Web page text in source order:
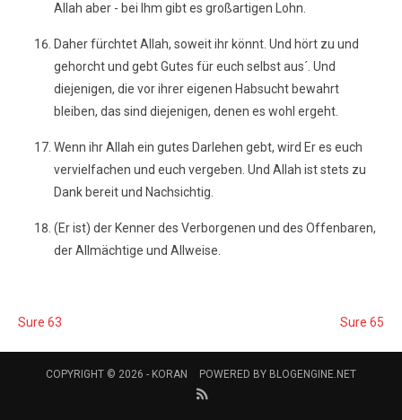
Allah aber - bei Ihm gibt es großartigen Lohn.
Daher fürchtet Allah, soweit ihr könnt. Und hört zu und
gehorcht und gebt Gutes für euch selbst aus´. Und
diejenigen, die vor ihrer eigenen Habsucht bewahrt
bleiben, das sind diejenigen, denen es wohl ergeht.
Wenn ihr Allah ein gutes Darlehen gebt, wird Er es euch
vervielfachen und euch vergeben. Und Allah ist stets zu
Dank bereit und Nachsichtig.
(Er ist) der Kenner des Verborgenen und des Offenbaren,
der Allmächtige und Allweise.
Sure 63 Sure 65
COPYRIGHT © 2026 - KORAN POWERED BY BLOGENGINE.NET